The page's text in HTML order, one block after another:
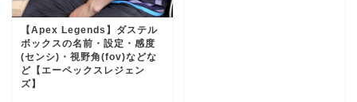
【Apex Legends】ダステル
ボックスの名前・設定・感度
(センシ)・視野角(fov)などな
ど【エーペックスレジェン
ズ】